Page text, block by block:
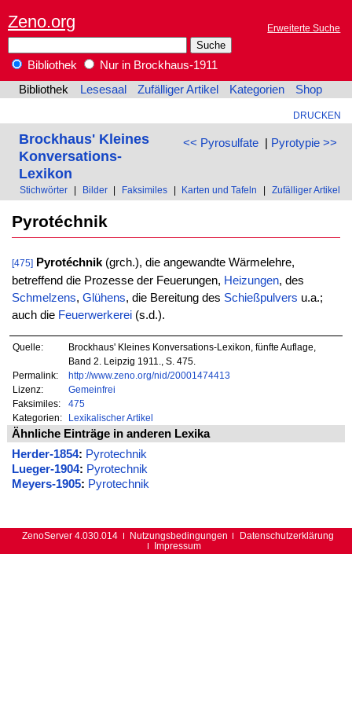
Zeno.org Erweiterte Suche
Bibliothek
Nur in Brockhaus-1911
Bibliothek
Lesesaal Zufälliger Artikel Kategorien Shop
DRUCKEN
<< Pyrosulfate| Pyrotypie >>
Brockhaus' Kleines
Konversations-
Lexikon
Stichwörter Bilder Faksimiles Karten und Tafeln Zufälliger Artikel
Pyrotéchnik
[475] Pyrotéchnik(grch.), die angewandte Wärmelehre,
betreffend die Prozesse der Feuerungen, Heizungen, des
Schmelzens, Glühens, die Bereitung des Schießpulvers u.a.;
auch die Feuerwerkerei(s.d.).
Quelle:
Brockhaus' Kleines Konversations-Lexikon, fünfte Auflage,
Band 2. Leipzig 1911., S. 475.
Permalink:
http://www.zeno.org/nid/20001474413
Lizenz:
Gemeinfrei
Faksimiles:
475
Kategorien:
Lexikalischer Artikel
Ähnliche Einträge in anderen Lexika
Herder-1854: Pyrotechnik
Lueger-1904: Pyrotechnik
Meyers-1905: Pyrotechnik
ZenoServer 4.030.014 Nutzungsbedingungen
Datenschutzerklärung
Impressum